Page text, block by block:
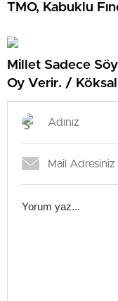
TMO, Kabuklu
Millet Sadece
Oy Verir. /